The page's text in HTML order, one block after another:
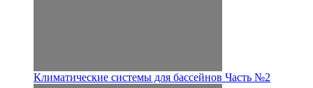
Климатические системы для бассейнов Часть №2